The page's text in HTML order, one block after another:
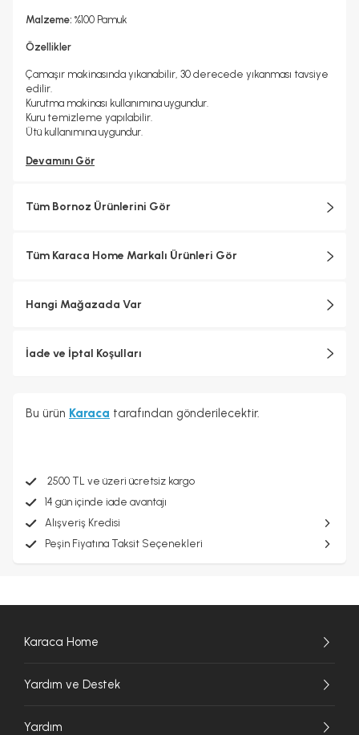
Malzeme: %100 Pamuk
Özellikler
Çamaşır makinasında yıkanabilir, 30 derecede yıkanması tavsiye
edilir.
Kurutma makinası kullanımına uygundur.
Kuru temizleme yapılabilir.
Ütü kullanımına uygundur.
Devamını Gör
Tüm Bornoz Ürünlerini Gör
Tüm Karaca Home Markalı Ürünleri Gör
Hangi Mağazada Var
İade ve İptal Koşulları
Bu ürün Karaca tarafından gönderilecektir.
2500 TL ve üzeri ücretsiz kargo
14 gün içinde iade avantajı
Alışveriş Kredisi
Peşin Fiyatına Taksit Seçenekleri
Karaca Home
Yardım ve Destek
Yardım